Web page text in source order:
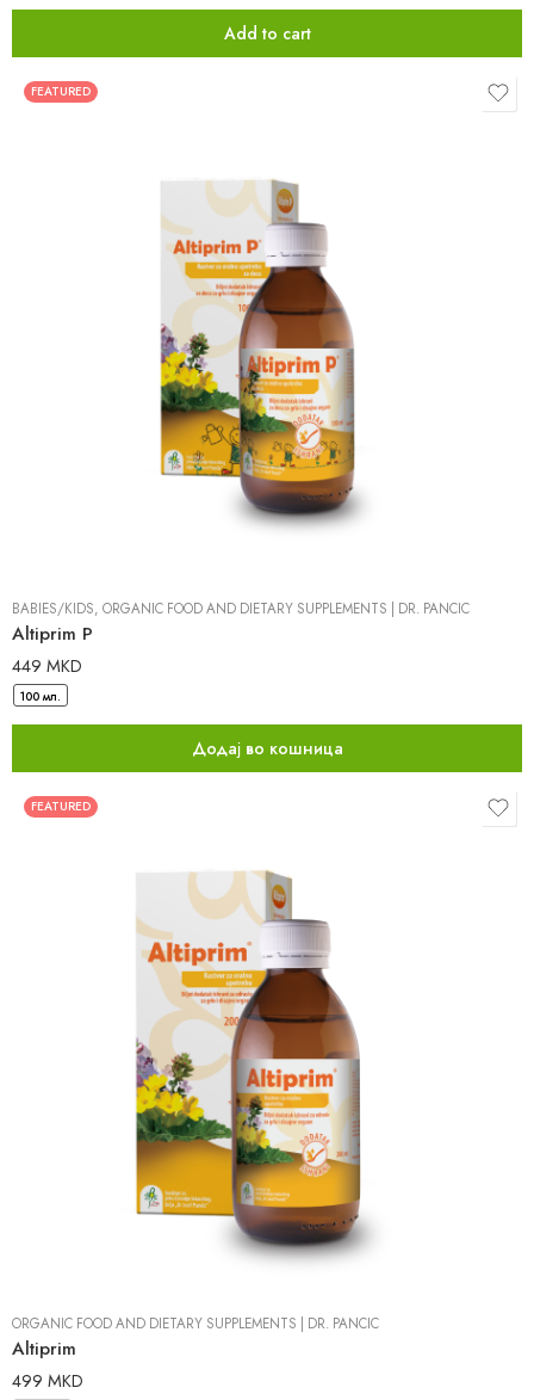
Add to cart
FEATURED
BABIES/KIDS, ORGANIC FOOD AND DIETARY SUPPLEMENTS DR. PANCIC
Altiprim P
449 MKD
100 мл.
Додај во кошница
FEATURED
ORGANIC FOOD AND DIETARY SUPPLEMENTS DR. PANCIC
Altiprim
499 MKD